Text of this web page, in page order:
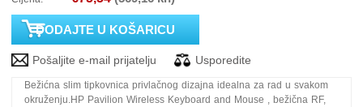
Bežićna slim tipkovnica privlačnog dizajna idealna za rad u svakom
okruženju.HP Pavilion Wireless Keyboard and Mouse , bežična RF,